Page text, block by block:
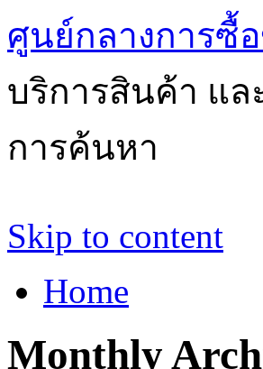
ศูนย์กลางการซื้
บริการสินค้า แล
การค้นหา
Skip to content
Home
Monthly